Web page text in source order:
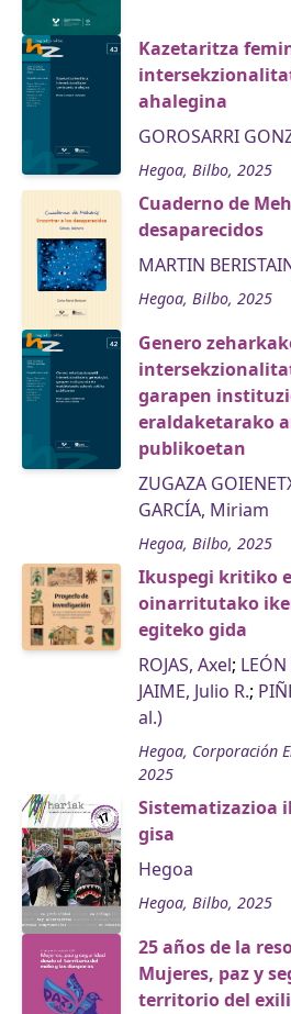
Kazetaritza
ahalegina
GOROSARRI
Hegoa, Bilbo, 2025
Cuaderno de
desaparecidos
MARTIN
Hegoa, Bilbo, 2025
Genero
garapen
eraldaketarako
publikoetan
ZUGAZA
GARCÍA, Miriam
Hegoa, Bilbo, 2025
Ikuspegi kritiko
oinarritutako
egiteko gida
ROJAS, Axel;
JAIME, Julio R.;
al.)
Hegoa, Corporación
2025
Sistematizazioa
gisa
Hegoa
Hegoa, Bilbo, 2025
25 años de la
Mujeres, paz y
territorio del